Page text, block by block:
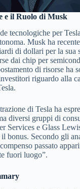
e il Ruolo di Musk
tecnologiche per
Musk ha
di dollari per la sua
dai chip per
di risorse ha
riguardo alla
di Tesla ha
diversi gruppi di
Services e Glass
bonus. Secondo gli
passato
fuori luogo”.